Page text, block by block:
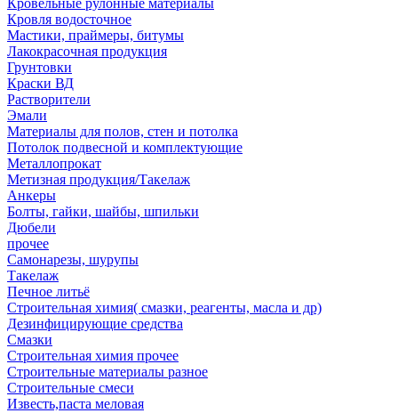
Кровельные рулонные материалы
Кровля водосточное
Мастики, праймеры, битумы
Лакокрасочная продукция
Грунтовки
Краски ВД
Растворители
Эмали
Материалы для полов, стен и потолка
Потолок подвесной и комплектующие
Металлопрокат
Метизная продукция/Такелаж
Анкеры
Болты, гайки, шайбы, шпильки
Дюбели
прочее
Самонарезы, шурупы
Такелаж
Печное литьё
Строительная химия( смазки, реагенты, масла и др)
Дезинфицирующие средства
Смазки
Строительная химия прочее
Строительные материалы разное
Строительные смеси
Известь,паста меловая